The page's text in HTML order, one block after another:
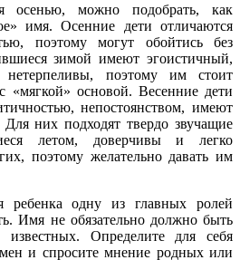
осенью, можно подобрать, как
имя. Осенние дети отличаются
поэтому могут обойтись без
зимой имеют эгоистичный,
нетерпеливы, поэтому им стоит
«мягкой» основой. Весенние дети
непостоянством, имеют
них подходят твердо звучащие
летом, доверчивы и легко
поэтому желательно давать им
одну из главных ролей
Имя не обязательно должно быть
Определите для себя
и спросите мнение родных или